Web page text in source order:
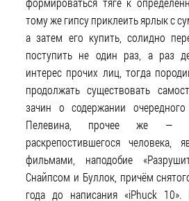
тому же гипсу приклеить ярлык с
а затем его купить, солидно
поступить не один раз, а раз
интерес прочих лиц, тогда
продолжать существовать
зачин о содержании
Пелевина, прочее же —
раскрепостившегося человека,
фильмами, наподобие
Снайпсом и Буллок, причём
года до написания «iPhuck 10».